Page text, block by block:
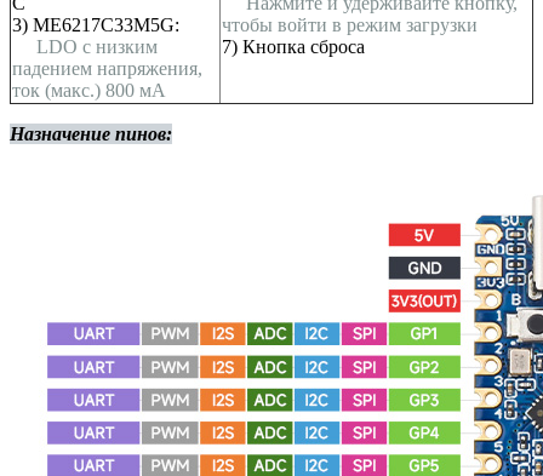
3) ME6217C33M5G:
LDO с низким
падением напряжения,
ток (макс.) 800 мА
чтобы войти в режим загрузки
7) Кнопка сброса
Назначение пинов: